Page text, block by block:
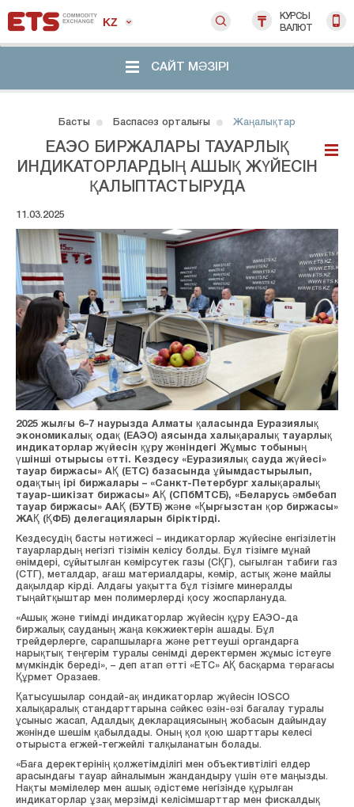
KZ
КУРСЫ
ВАЛЮТ
САЙТ МӘЗІРІ
Басты Баспасөз орталығы Жаңалықтар
ЕАЭО БИРЖАЛАРЫ ТАУАРЛЫҚ
ИНДИКАТОРЛАРДЫҢ АШЫҚ ЖҮЙЕСІН
ҚАЛЫПТАСТЫРУДА
11.03.2025
2025 жылғы 6–7 наурызда Алматы қаласында Еуразиялық
экономикалық одақ (ЕАЭО) аясында халықаралық тауарлық
индикаторлар жүйесін құру жөніндегі Жұмыс тобының
үшінші отырысы өтті. Кездесу «Еуразиялық сауда жүйесі»
тауар биржасы» АҚ (ЕТС) базасында ұйымдастырылып,
одақтың ірі биржалары – «Санкт-Петербург халықаралық
тауар-шикізат биржасы» АҚ (СПбМТСБ), «Беларусь әмбебап
тауар биржасы» ААҚ (БУТБ) және «Қырғызстан қор биржасы»
ЖАҚ (ҚФБ) делегацияларын біріктірді.
Кездесудің басты нәтижесі – индикаторлар жүйесіне енгізілетін
тауарлардың негізгі тізімін келісу болды. Бұл тізімге мұнай
өнімдері, сұйытылған көмірсутек газы (СҚГ), сығылған табиғи газ
(СТГ), металдар, ағаш материалдары, көмір, астық және майлы
дақылдар кірді. Алдағы уақытта бұл тізімге минералды
тыңайтқыштар мен полимерлерді қосу жоспарлануда.
«Ашық және тиімді индикаторлар жүйесін құру ЕАЭО-да
биржалық сауданың жаңа көкжиектерін ашады. Бұл
трейдерлерге, сарапшыларға және реттеуші органдарға
нарықтық теңгерім туралы сенімді деректермен жұмыс істеуге
мүмкіндік береді», – деп атап өтті «ЕТС» АҚ басқарма төрағасы
Құрмет Оразаев.
Қатысушылар сондай-ақ индикаторлар жүйесін IOSCO
халықаралық стандарттарына сәйкес өзін-өзі бағалау туралы
ұсыныс жасап, Адалдық декларациясының жобасын дайындау
жөнінде шешім қабылдады. Оның қол қою шарттары келесі
отырыста егжей-тегжейлі талқыланатын болады.
«Баға деректерінің қолжетімділігі мен объективтілігі елдер
арасындағы тауар айналымын жандандыру үшін өте маңызды.
Нақты мәмілелер мен ашық әдістеме негізінде құрылған
индикаторлар ұзақ мерзімді келісімшарттар мен фискалдық